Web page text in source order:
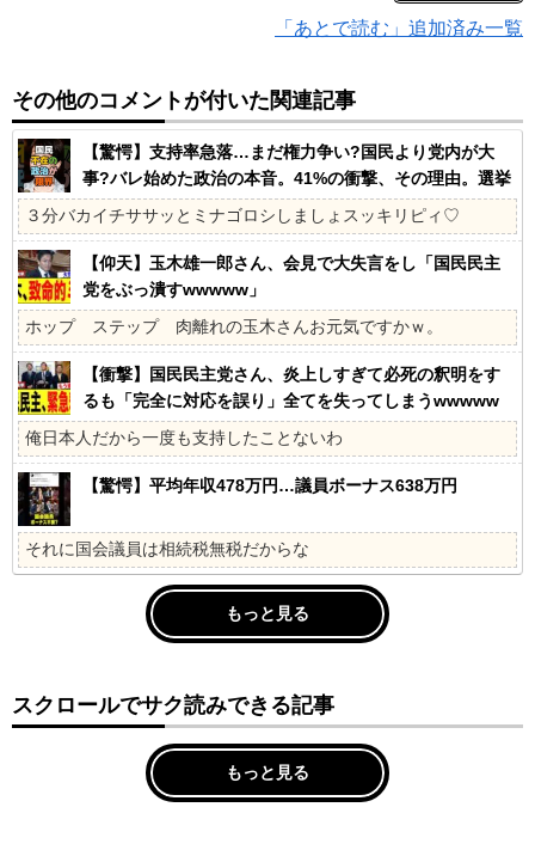
「あとで読む」追加済み一覧
その他のコメントが付いた関連記事
【驚愕】支持率急落…まだ権力争い?国民より党内が大
事?バレ始めた政治の本音。41%の衝撃、その理由。選挙
しか見てないの?国民不在の政治が限界!
３分バカイチササッとミナゴロシしましょスッキリピィ♡
【仰天】玉木雄一郎さん、会見で大失言をし「国民民主
党をぶっ潰すwwwww」
ホップ ステップ 肉離れの玉木さんお元気ですかｗ。
【衝撃】国民民主党さん、炎上しすぎて必死の釈明をす
るも「完全に対応を誤り」全てを失ってしまうwwwww
俺日本人だから一度も支持したことないわ
【驚愕】平均年収478万円…議員ボーナス638万円
それに国会議員は相続税無税だからな
もっと見る
スクロールでサク読みできる記事
もっと見る